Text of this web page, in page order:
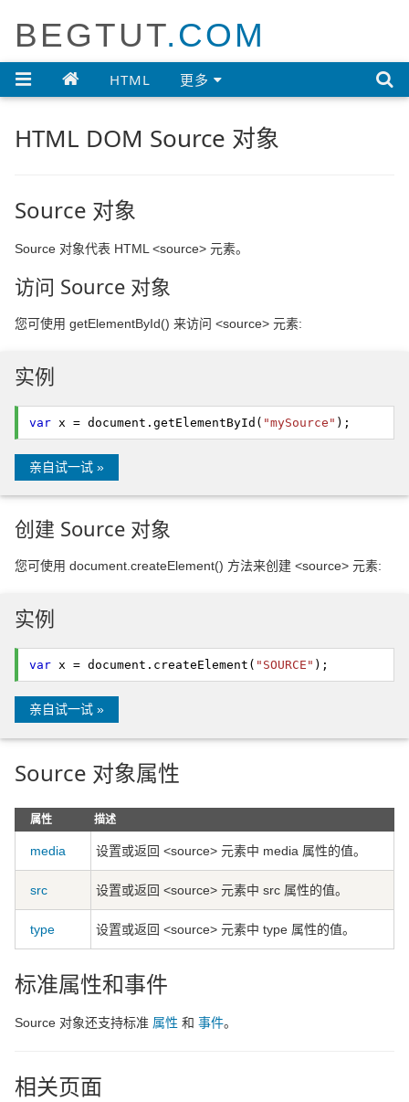
BEGTUT.COM
HTML 更多 
HTML DOM Source 对象
Source 对象
Source 对象代表 HTML <source> 元素。
访问 Source 对象
您可使用 getElementById() 来访问 <source> 元素:
实例
var x = document. getElementById ( "mySource" );
亲自试一试 »
创建 Source 对象
您可使用 document.createElement() 方法来创建 <source> 元素:
实例
var x = document. createElement ( "SOURCE" );
亲自试一试 »
Source 对象属性
属性 描述
media 设置或返回 <source> 元素中 media 属性的值。
src 设置或返回 <source> 元素中 src 属性的值。
type 设置或返回 <source> 元素中 type 属性的值。
标准属性和事件
Source 对象还支持标准 属性 和 事件。
相关页面